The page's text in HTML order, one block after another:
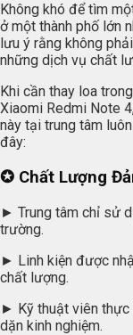
Không khó để tìm
ở một thành phố lớn
lưu ý rằng không
những dịch vụ chất
Khi cần thay loa
Xiaomi Redmi Note
này tại trung tâm
đây:
✪ Chất Lượng
► Trung tâm chỉ sử
trường.
► Linh kiện được
chất lượng.
► Kỹ thuật viên thực
dặn kinh nghiệm.